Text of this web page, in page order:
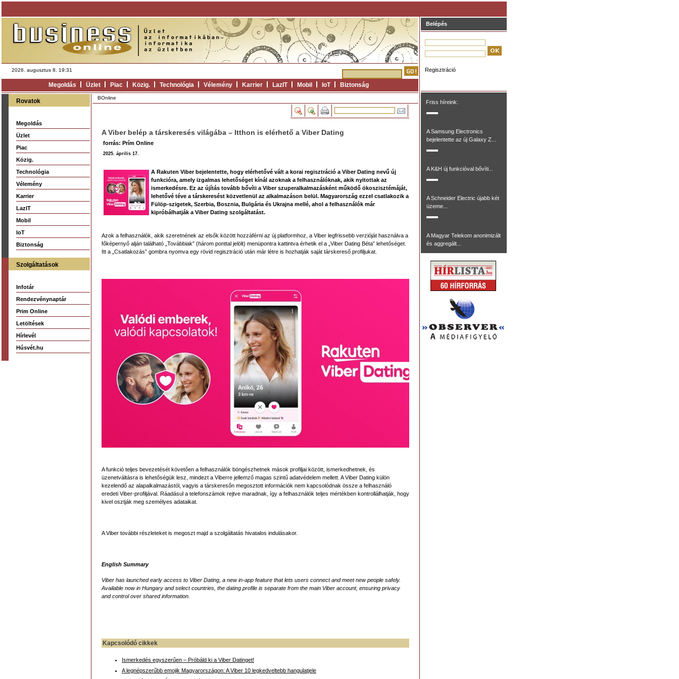
2026. augusztus 8. 19:31
Megoldás Üzlet Piac Közig. Technológia Vélemény Karrier LazIT Mobil IoT Biztonság
Rovatok
Megoldás
Üzlet
Piac
Közig.
Technológia
Vélemény
Karrier
LazIT
Mobil
IoT
Biztonság
Szolgáltatások
Infotár
Rendezvénynaptár
Prim Online
Letöltések
Hírlevél
Húsvét.hu
BOnline
A Viber belép a társkeresés világába – Itthon is elérhető a Viber Dating
forrás: Prím Online
2025. április 17.
A Rakuten Viber bejelentette, hogy elérhetővé vált a korai regisztráció a Viber Dating nevű új
funkcióra, amely izgalmas lehetőséget kínál azoknak a felhasználóknak, akik nyitottak az
ismerkedésre. Ez az újítás tovább bővíti a Viber szuperalkalmazásként működő ökoszisztémáját,
lehetővé téve a társkeresést közvetlenül az alkalmazáson belül. Magyarország ezzel csatlakozik a
Fülöp-szigetek, Szerbia, Bosznia, Bulgária és Ukrajna mellé, ahol a felhasználók már
kipróbálhatják a Viber Dating szolgáltatást.
Azok a felhasználók, akik szeretnének az elsők között hozzáférni az új platformhoz, a Viber legfrissebb verzióját használva a
főképernyő alján található „Továbbiak” (három ponttal jelölt) menüpontra kattintva érhetik el a „Viber Dating Béta” lehetőséget.
Itt a „Csatlakozás” gombra nyomva egy rövid regisztráció után már létre is hozhatják saját társkereső profiljukat.
A funkció teljes bevezetését követően a felhasználók böngészhetnek mások profiljai között, ismerkedhetnek, és
üzenetváltásra is lehetőségük lesz, mindezt a Viberre jellemző magas szintű adatvédelem mellett. A Viber Dating külön
kezelendő az alapalkalmazástól, vagyis a társkeresőn megosztott információk nem kapcsolódnak össze a felhasználó
eredeti Viber-profiljával. Ráadásul a telefonszámok rejtve maradnak, így a felhasználók teljes mértékben kontrollálhatják, hogy
kivel osztják meg személyes adataikat.
A Viber további részleteket is megoszt majd a szolgáltatás hivatalos indulásakor.
English Summary
Viber has launched early access to Viber Dating, a new in-app feature that lets users connect and meet new people safely.
Available now in Hungary and select countries, the dating profile is separate from the main Viber account, ensuring privacy
and control over shared information.
Kapcsolódó cikkek
Ismerkedés egyszerűen – Próbáld ki a Viber Datinget!
A legnépszerűbb emojik Magyarországon: A Viber 10 legkedveltebb hangulatjele
Belépés
Regisztráció
Friss híreink:
A Samsung Electronics
bejelentette az új Galaxy Z...
A K&H új funkcióval bővíti...
A Schneider Electric újabb két
üzeme...
A Magyar Telekom anonimizált
és aggregált...